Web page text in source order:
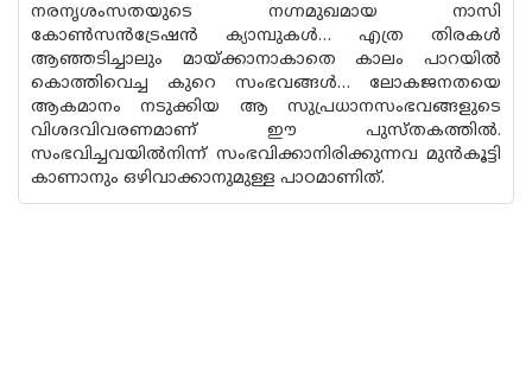
നരനൃശംസതയുടെ നഗ്നമുഖമായ നാസി
കോൺസൻട്രേഷൻ ക്യാമ്പുകൾ… എത്ര തിരകൾ
ആഞ്ഞടിച്ചാലും മായ്ക്കാനാകാതെ കാലം പാറയിൽ
കൊത്തിവെച്ച കുറെ സംഭവങ്ങൾ… ലോകജനതയെ
ആകമാനം നടുക്കിയ ആ സുപ്രധാനസംഭവങ്ങളുടെ
വിശദവിവരണമാണ് ഈ പുസ്‌തകത്തിൽ.
സംഭവിച്ചവയിൽനിന്ന് സംഭവിക്കാനിരിക്കുന്നവ മുൻകൂട്ടി
കാണാനും ഒഴിവാക്കാനുമുള്ള പാഠമാണിത്.